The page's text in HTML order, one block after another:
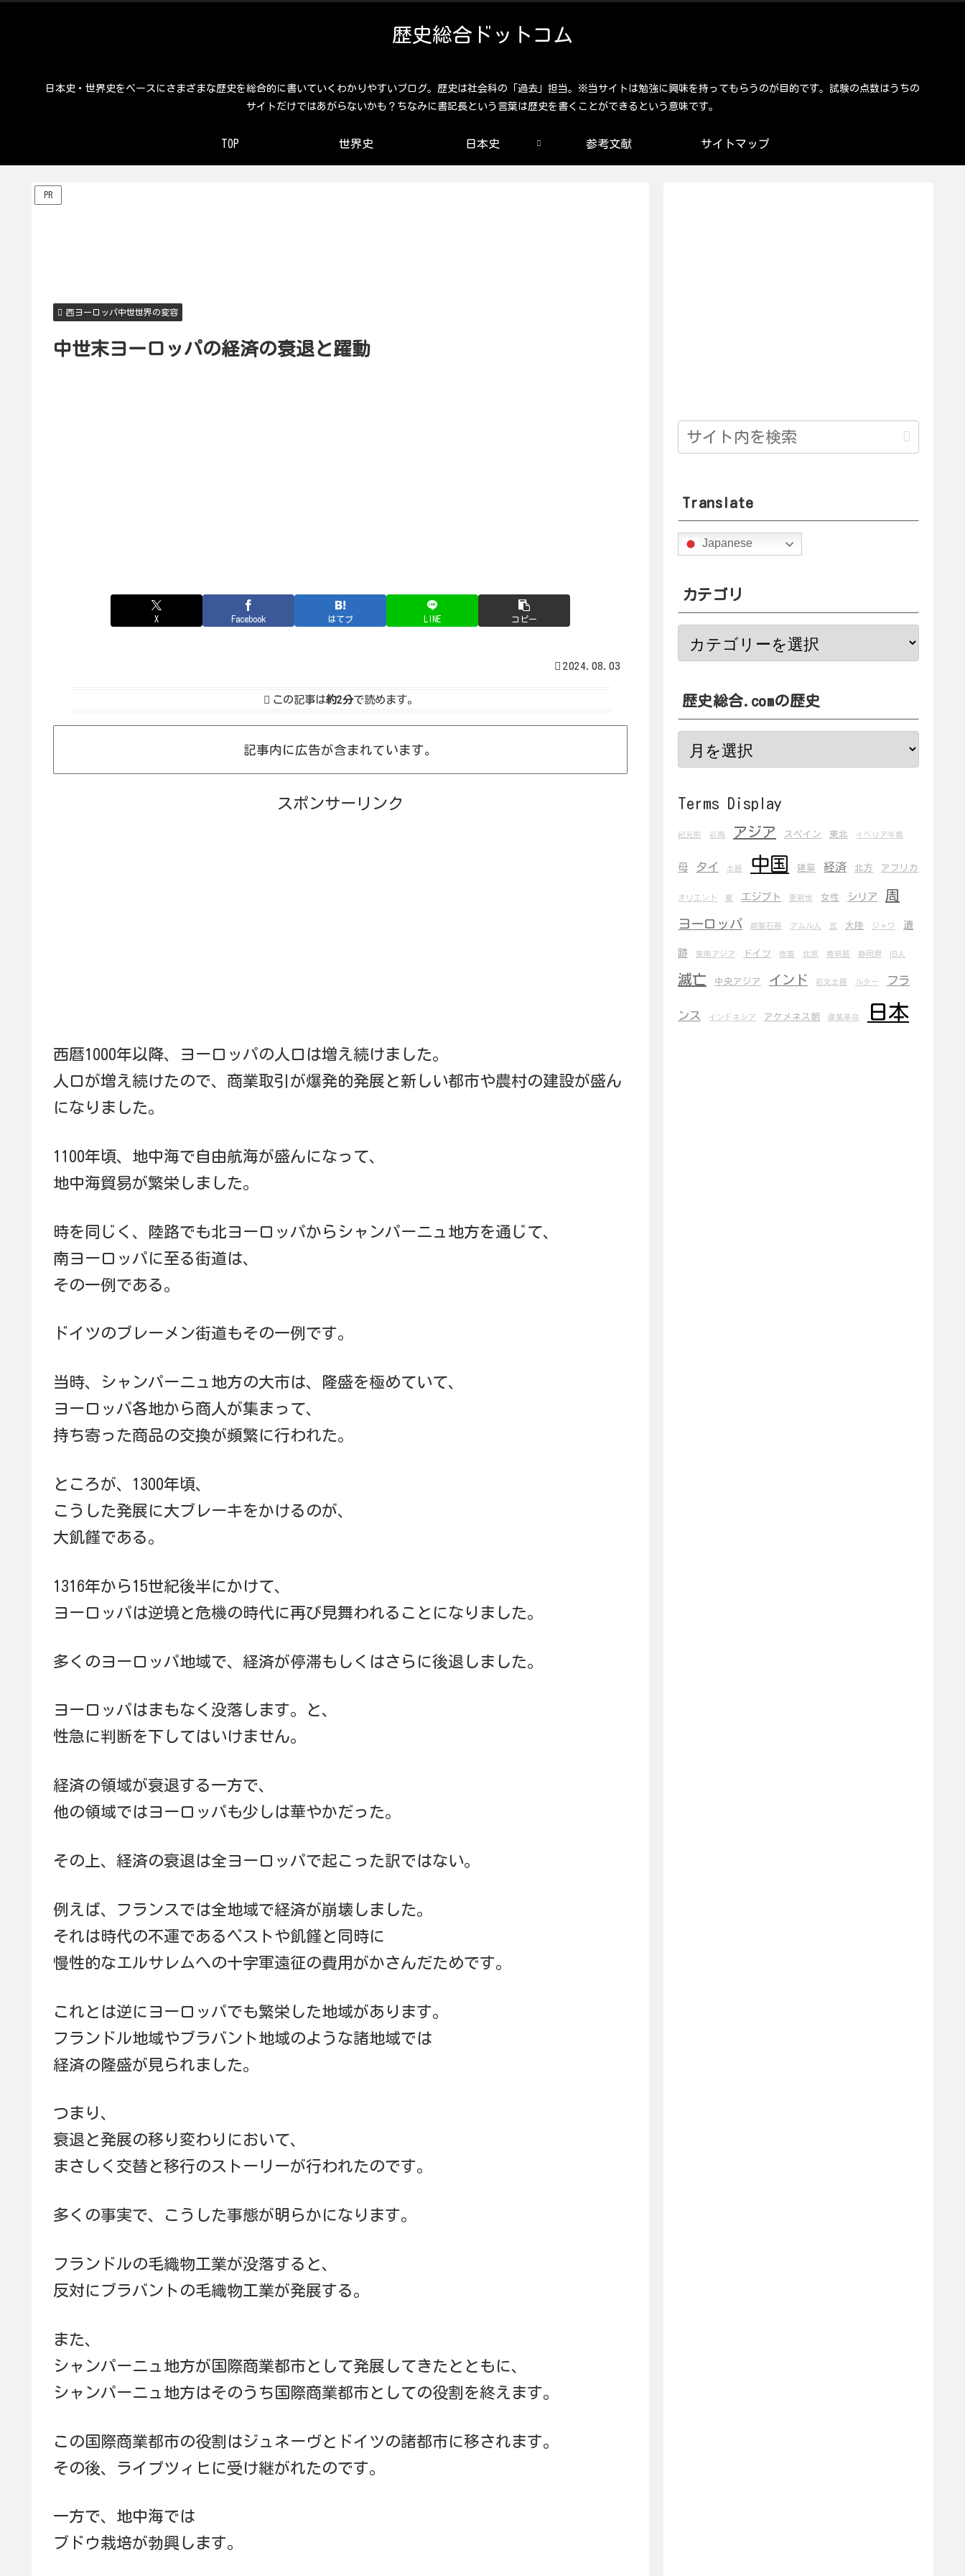
歴史総合ドットコム
日本史・世界史をベースにさまざまな歴史を総合的に書いていくわかりやすいブログ。歴史は社会科の「過去」担当。※当サイトは勉強に興味を持ってもらうのが目的です。試験の点数はうちの
サイトだけではあがらないかも？ちなみに書記長という言葉は歴史を書くことができるという意味です。
TOP 世界史 日本史 参考文献 サイトマップ
PR
西ヨーロッパ中世世界の変容
中世末ヨーロッパの経済の衰退と躍動
X Facebook はてブ LINE コピー
2024.08.03
この記事は約2分で読めます。
記事内に広告が含まれています。
スポンサーリンク
西暦1000年以降、ヨーロッパの人口は増え続けました。
人口が増え続けたので、商業取引が爆発的発展と新しい都市や農村の建設が盛ん
になりました。
1100年頃、地中海で自由航海が盛んになって、
地中海貿易が繁栄しました。
時を同じく、陸路でも北ヨーロッパからシャンパーニュ地方を通じて、
南ヨーロッパに至る街道は、
その一例である。
ドイツのブレーメン街道もその一例です。
当時、シャンパーニュ地方の大市は、隆盛を極めていて、
ヨーロッパ各地から商人が集まって、
持ち寄った商品の交換が頻繁に行われた。
ところが、1300年頃、
こうした発展に大ブレーキをかけるのが、
大飢饉である。
1316年から15世紀後半にかけて、
ヨーロッパは逆境と危機の時代に再び見舞われることになりました。
多くのヨーロッパ地域で、経済が停滞もしくはさらに後退しました。
ヨーロッパはまもなく没落します。と、
性急に判断を下してはいけません。
経済の領域が衰退する一方で、
他の領域ではヨーロッパも少しは華やかだった。
その上、経済の衰退は全ヨーロッパで起こった訳ではない。
例えば、フランスでは全地域で経済が崩壊しました。
それは時代の不運であるペストや飢饉と同時に
慢性的なエルサレムへの十字軍遠征の費用がかさんだためです。
これとは逆にヨーロッパでも繁栄した地域があります。
フランドル地域やブラバント地域のような諸地域では
経済の隆盛が見られました。
つまり、
衰退と発展の移り変わりにおいて、
まさしく交替と移行のストーリーが行われたのです。
多くの事実で、こうした事態が明らかになります。
フランドルの毛織物工業が没落すると、
反対にブラバントの毛織物工業が発展する。
また、
シャンパーニュ地方が国際商業都市として発展してきたとともに、
シャンパーニュ地方はそのうち国際商業都市としての役割を終えます。
この国際商業都市の役割はジュネーヴとドイツの諸都市に移されます。
その後、ライプツィヒに受け継がれたのです。
一方で、地中海では
ブドウ栽培が勃興します。
Translate
Japanese
カテゴリ
歴史総合.comの歴史
Terms Display
紀元前 彩陶 アジア スペイン 東北 イベリア半島
母 タイ 土器 中国 建築 経済 北方 アフリカ
オリエント 夏 エジプト 更新世 女性 シリア 周
ヨーロッパ 磨製石器 アムル人 瓦 大陸 ジャワ 遺
跡 東南アジア ドイツ 牧畜 北京 青銅器 静岡県 旧人
滅亡 中央アジア インド 彩文土器 ルター フラ
ンス インドネシア アケメネス朝 産業革命 日本